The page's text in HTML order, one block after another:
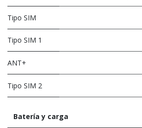
Tipo SIM
Tipo SIM 1
ANT+
Tipo SIM 2
Batería y carga